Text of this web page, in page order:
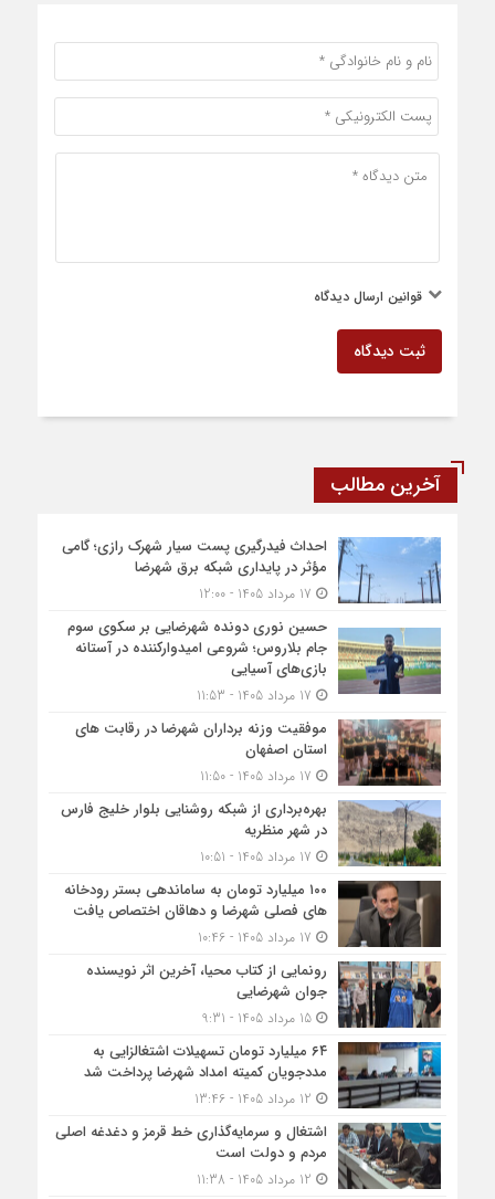
قوانین ارسال دیدگاه
ثبت دیدگاه
آخرین مطالب
احداث فیدرگیری پست سیار شهرک رازی؛ گامی
مؤثر در پایداری شبکه برق شهرضا
حسین نوری دونده شهرضایی بر سکوی سوم
جام بلاروس؛ شروعی امیدوارکننده در آستانه
بازی‌های آسیایی
موفقیت وزنه برداران شهرضا در رقابت های
استان اصفهان
بهره‌برداری از شبکه روشنایی بلوار خلیج فارس
در شهر منظریه
۱۰۰ میلیارد تومان به ساماندهی بستر رودخانه
های فصلی شهرضا و دهاقان اختصاص یافت
رونمایی از کتاب محیا، آخرین اثر نویسنده
جوان شهرضایی
15 مرداد 1405 - 9:31
۶۴ میلیارد تومان تسهیلات اشتغالزایی به
مددجویان کمیته امداد شهرضا پرداخت شد
اشتغال و سرمایه‌گذاری خط قرمز و دغدغه اصلی
مردم و دولت است